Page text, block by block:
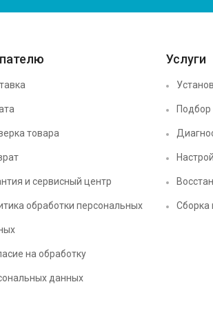
товара
и сервисный центр
обработки персональных
на обработку
данных
Услуги
Сборка